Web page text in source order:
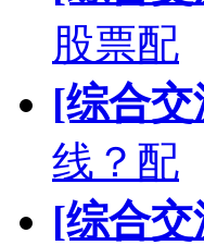
股票配
[综合
线？配
[综合